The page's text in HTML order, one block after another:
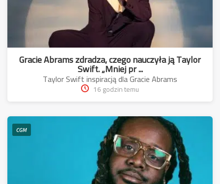
Gracie Abrams zdradza, czego nauczyła ją Taylor
Swift. „Mniej pr ...
Taylor Swift inspiracją dla Gracie Abrams
16 godzin temu
CGM